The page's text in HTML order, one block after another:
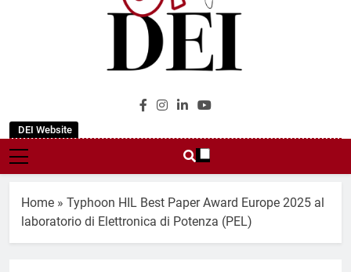
DEI Website
UpToDEI
Home » Typhoon HIL Best Paper Award Europe 2025 al
laboratorio di Elettronica di Potenza (PEL)